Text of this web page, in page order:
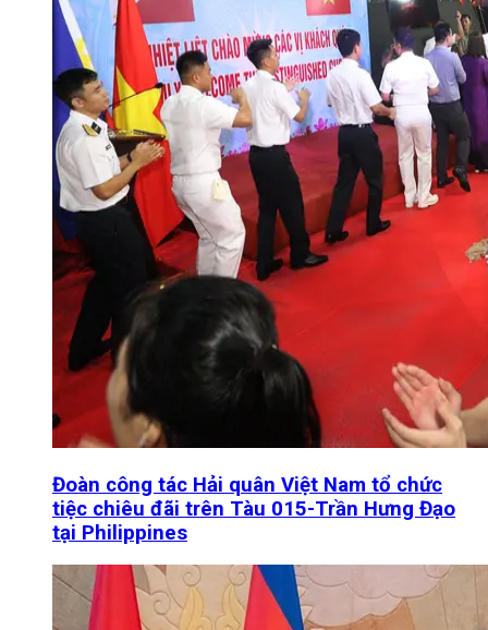
Đoàn công tác Hải quân Việt Nam tổ chức
tiệc chiêu đãi trên Tàu 015-Trần Hưng Đạo
tại Philippines